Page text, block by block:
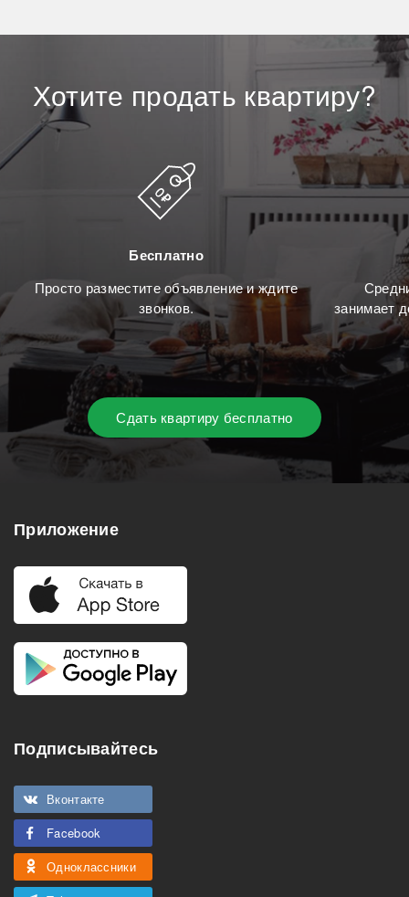
Хотите продать квартиру?
Бесплатно
Просто разместите объявление и ждите
звонков.
занимает
Сдать квартиру бесплатно
Приложение
Подписывайтесь
Вконтакте
Facebook
Одноклассники